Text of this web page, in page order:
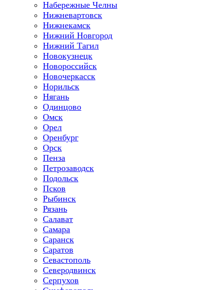
Набережные Челны
Нижневартовск
Нижнекамск
Нижний Новгород
Нижний Тагил
Новокузнецк
Новороссийск
Новочеркасск
Норильск
Нягань
Одинцово
Омск
Орел
Оренбург
Орск
Пенза
Петрозаводск
Подольск
Псков
Рыбинск
Рязань
Салават
Самара
Саранск
Саратов
Севастополь
Северодвинск
Серпухов